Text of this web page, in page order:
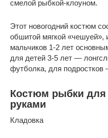
смелой рыбкой-клоуном.
Этот новогодний костюм
обшитой мягкой «чешуей»,
мальчиков 1-2 лет
для детей 3-5 лет —
футболка, для подростков
Костюм рыбки для
руками
Кладовка